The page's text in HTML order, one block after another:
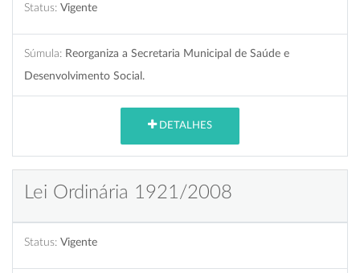
Status: Vigente
Súmula: Reorganiza a Secretaria Municipal de Saúde e
Desenvolvimento Social.
DETALHES
Lei Ordinária 1921/2008
Status: Vigente